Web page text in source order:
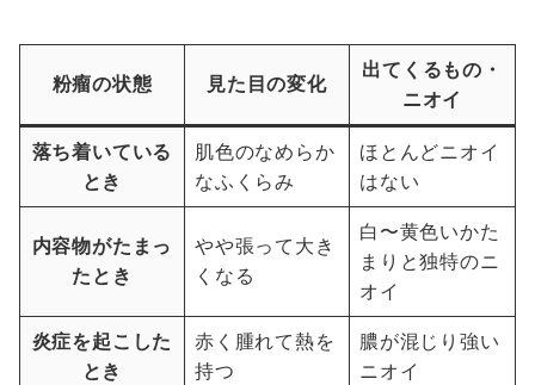
粉瘤の状態 見た目の変化
出てくるもの・
ニオイ
落ち着いている
とき
肌色のなめらか
なふくらみ
ほとんどニオイ
はない
内容物がたまっ
たとき
やや張って大き
くなる
白〜黄色いかた
まりと独特のニ
オイ
炎症を起こした
とき
赤く腫れて熱を
持つ
膿が混じり強い
ニオイ